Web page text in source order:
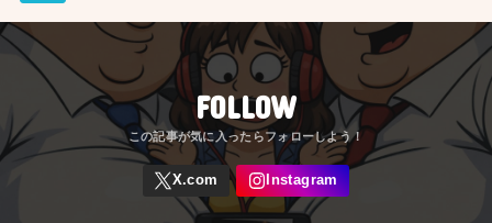
FOLLOW